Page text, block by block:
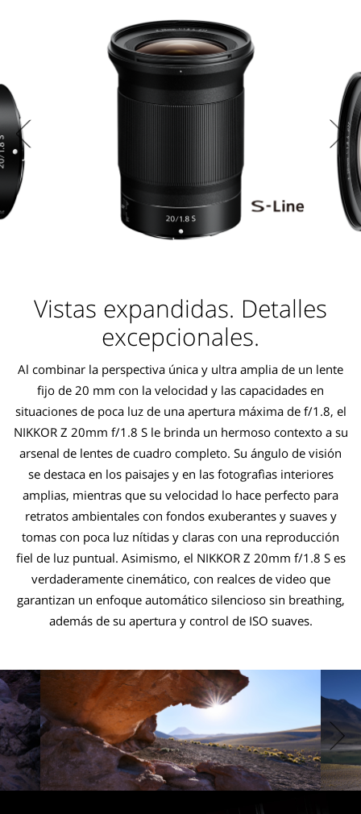
Vistas expandidas. Detalles
excepcionales.
Al combinar la perspectiva única y ultra amplia de un lente
fijo de 20 mm con la velocidad y las capacidades en
situaciones de poca luz de una apertura máxima de f/1.8, el
NIKKOR Z 20mm f/1.8 S le brinda un hermoso contexto a su
arsenal de lentes de cuadro completo. Su ángulo de visión
se destaca en los paisajes y en las fotografìas interiores
amplias, mientras que su velocidad lo hace perfecto para
retratos ambientales con fondos exuberantes y suaves y
tomas con poca luz nítidas y claras con una reproducción
fiel de luz puntual. Asimismo, el NIKKOR Z 20mm f/1.8 S es
verdaderamente cinemático, con realces de video que
garantizan un enfoque automático silencioso sin breathing,
además de su apertura y control de ISO suaves.